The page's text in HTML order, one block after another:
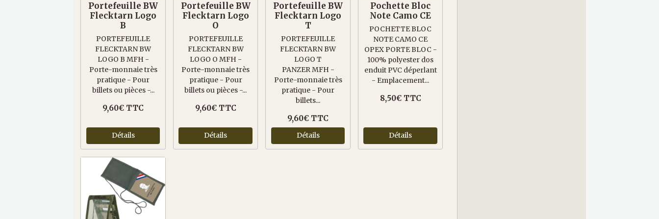
Portefeuille BW
Flecktarn Logo
B
PORTEFEUILLE
FLECKTARN BW
LOGO B MFH -
Porte-monnaie très
pratique - Pour
billets ou pièces -...
9,60€ TTC
Détails
Portefeuille BW
Flecktarn Logo
O
PORTEFEUILLE
FLECKTARN BW
LOGO O MFH -
Porte-monnaie très
pratique - Pour
billets ou pièces -...
9,60€ TTC
Détails
Portefeuille BW
Flecktarn Logo
T
PORTEFEUILLE
FLECKTARN BW
LOGO T
PANZER MFH -
Porte-monnaie très
pratique - Pour
billets...
9,60€ TTC
Détails
Pochette Bloc
Note Camo CE
POCHETTE BLOC
NOTE CAMO CE
OPEX PORTE BLOC -
100% polyester dos
enduit PVC déperlant
- Emplacement...
8,50€ TTC
Détails